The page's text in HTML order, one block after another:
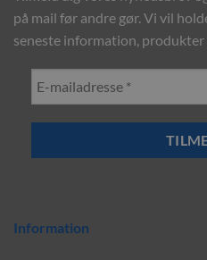
på mail før andre gør. Vi vil
seneste information, produkter
Information